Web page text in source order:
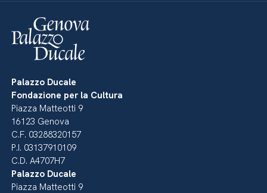
Palazzo Ducale
Fondazione per la Cultura
Piazza Matteotti 9
16123 Genova
C.F. 03288320157
P.I. 03137910109
C.D. A4707H7
Palazzo Ducale
Piazza Matteotti 9